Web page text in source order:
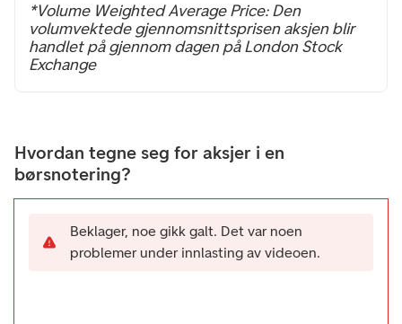
*Volume Weighted Average Price: Den
volumvektede gjennomsnittsprisen aksjen blir
handlet på gjennom dagen på London Stock
Exchange
Hvordan tegne seg for aksjer i en
børsnotering?
Beklager, noe gikk galt. Det var noen
problemer under innlasting av videoen.